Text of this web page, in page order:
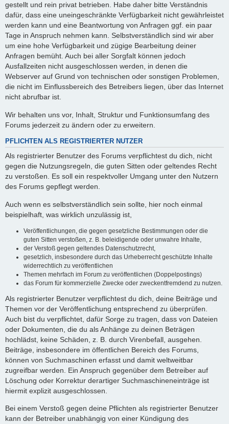
gestellt und rein privat betrieben. Habe daher bitte Verständnis
dafür, dass eine uneingeschränkte Verfügbarkeit nicht gewährleistet
werden kann und eine Beantwortung von Anfragen ggf. ein paar
Tage in Anspruch nehmen kann. Selbstverständlich sind wir aber
um eine hohe Verfügbarkeit und zügige Bearbeitung deiner
Anfragen bemüht. Auch bei aller Sorgfalt können jedoch
Ausfallzeiten nicht ausgeschlossen werden, in denen die
Webserver auf Grund von technischen oder sonstigen Problemen,
die nicht im Einflussbereich des Betreibers liegen, über das Internet
nicht abrufbar ist.
Wir behalten uns vor, Inhalt, Struktur und Funktionsumfang des
Forums jederzeit zu ändern oder zu erweitern.
PFLICHTEN ALS REGISTRIERTER NUTZER
Als registrierter Benutzer des Forums verpflichtest du dich, nicht
gegen die Nutzungsregeln, die guten Sitten oder geltendes Recht
zu verstoßen. Es soll ein respektvoller Umgang unter den Nutzern
des Forums gepflegt werden.
Auch wenn es selbstverständlich sein sollte, hier noch einmal
beispielhaft, was wirklich unzulässig ist,
Veröffentlichungen, die gegen gesetzliche Bestimmungen oder die
guten Sitten verstoßen, z. B. beleidigende oder unwahre Inhalte,
der Verstoß gegen geltendes Datenschutzrecht,
gesetzlich, insbesondere durch das Urheberrecht geschützte Inhalte
widerrechtlich zu veröffentlichen
Themen mehrfach im Forum zu veröffentlichen (Doppelpostings)
das Forum für kommerzielle Zwecke oder zweckentfremdend zu nutzen.
Als registrierter Benutzer verpflichtest du dich, deine Beiträge und
Themen vor der Veröffentlichung entsprechend zu überprüfen.
Auch bist du verpflichtet, dafür Sorge zu tragen, dass von Dateien
oder Dokumenten, die du als Anhänge zu deinen Beträgen
hochlädst, keine Schäden, z. B. durch Virenbefall, ausgehen.
Beiträge, insbesondere im öffentlichen Bereich des Forums,
können von Suchmaschinen erfasst und damit weltweitbar
zugreifbar werden. Ein Anspruch gegenüber dem Betreiber auf
Löschung oder Korrektur derartiger Suchmaschineneinträge ist
hiermit explizit ausgeschlossen.
Bei einem Verstoß gegen deine Pflichten als registrierter Benutzer
kann der Betreiber unabhängig von einer Kündigung des